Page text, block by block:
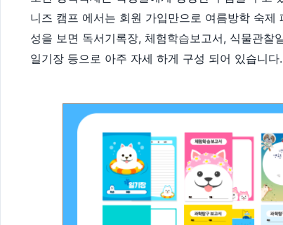
니즈 캠프 에서는 회원 가입만으로 여름방학 숙
성을 보면 독서기록장, 체험학습보고서, 식물관
일기장 등으로 아주 자세 하게 구성 되어 있습니다.